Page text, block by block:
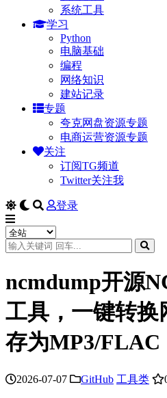
系统工具
学习
Python
电脑基础
编程
网络知识
建站记录
专题
夸克网盘资源专题
电商运营资源专题
关注
订阅TG频道
Twitter关注我
登录
ncmdump开源
工具，一键转换
存为MP3/FLAC
2026-07-07 GitHub 工具类